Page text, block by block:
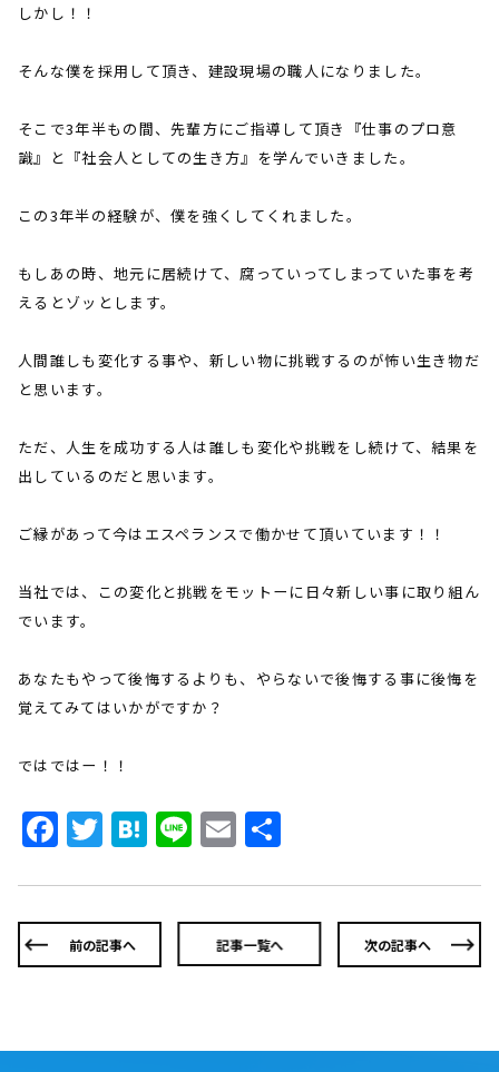
しかし！！
そんな僕を採用して頂き、建設現場の職人になりました。
そこで3年半もの間、先輩方にご指導して頂き『仕事のプロ意
識』と『社会人としての生き方』を学んでいきました。
この3年半の経験が、僕を強くしてくれました。
もしあの時、地元に居続けて、腐っていってしまっていた事を考
えるとゾッとします。
人間誰しも変化する事や、新しい物に挑戦するのが怖い生き物だ
と思います。
ただ、人生を成功する人は誰しも変化や挑戦をし続けて、結果を
出しているのだと思います。
ご縁があって今はエスペランスで働かせて頂いています！！
当社では、この変化と挑戦をモットーに日々新しい事に取り組ん
でいます。
あなたもやって後悔するよりも、やらないで後悔する事に後悔を
覚えてみてはいかがですか？
ではではー！！
Facebook
Twitter
Hatena
LineEmail
前の記事へ 記事一覧へ 次の記事へ